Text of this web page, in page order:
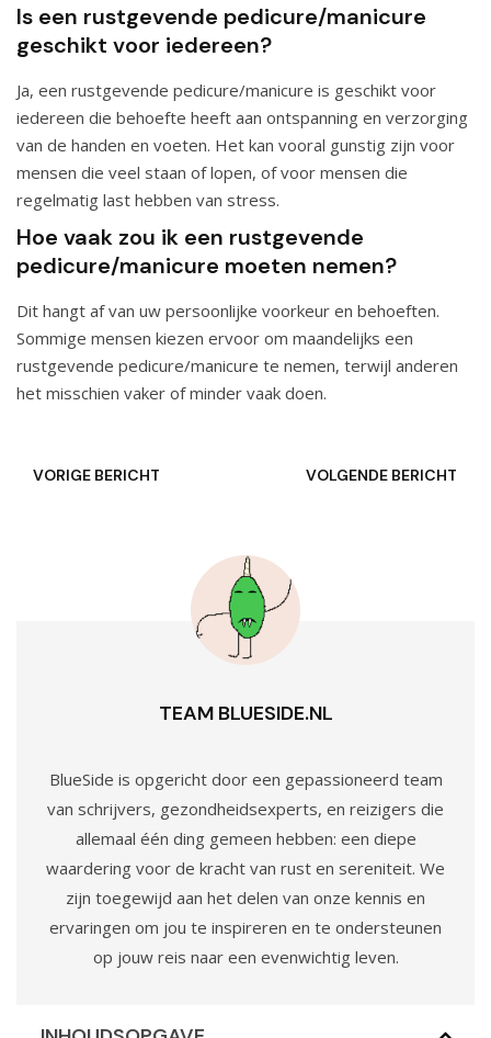
Is een rustgevende pedicure/manicure
geschikt voor iedereen?
Ja, een rustgevende pedicure/manicure is geschikt voor
iedereen die behoefte heeft aan ontspanning en verzorging
van de handen en voeten. Het kan vooral gunstig zijn voor
mensen die veel staan of lopen, of voor mensen die
regelmatig last hebben van stress.
Hoe vaak zou ik een rustgevende
pedicure/manicure moeten nemen?
Dit hangt af van uw persoonlijke voorkeur en behoeften.
Sommige mensen kiezen ervoor om maandelijks een
rustgevende pedicure/manicure te nemen, terwijl anderen
het misschien vaker of minder vaak doen.
VORIGE BERICHT VOLGENDE BERICHT
TEAM BLUESIDE.NL
BlueSide is opgericht door een gepassioneerd team
van schrijvers, gezondheidsexperts, en reizigers die
allemaal één ding gemeen hebben: een diepe
waardering voor de kracht van rust en sereniteit. We
zijn toegewijd aan het delen van onze kennis en
ervaringen om jou te inspireren en te ondersteunen
op jouw reis naar een evenwichtig leven.